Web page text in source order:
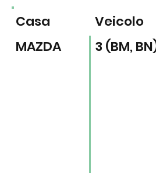
Veicolo
Casa
MAZDA
3 (BM,